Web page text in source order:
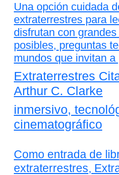
Una opción cuidada
extraterrestres para
disfrutan con
posibles, preguntas
mundos que invitan a
Extraterrestres
Arthur C. Clarke
inmersivo,
cinematográfico
Como entrada de
extraterrestres,